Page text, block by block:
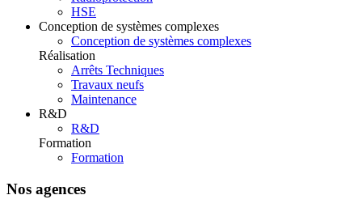
HSE
Conception de systèmes complexes
Conception de systèmes complexes
Réalisation
Arrêts Techniques
Travaux neufs
Maintenance
R&D
R&D
Formation
Formation
Nos agences